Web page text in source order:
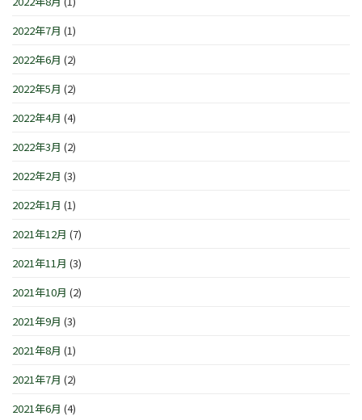
2022年7月 (1)
2022年6月 (2)
2022年5月 (2)
2022年4月 (4)
2022年3月 (2)
2022年2月 (3)
2022年1月 (1)
2021年12月 (7)
2021年11月 (3)
2021年10月 (2)
2021年9月 (3)
2021年8月 (1)
2021年7月 (2)
2021年6月 (4)